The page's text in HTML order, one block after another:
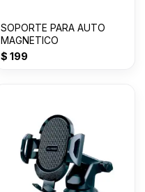
SOPORTE PARA AUTO
MAGNETICO
$ 199